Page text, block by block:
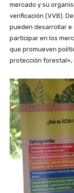
mercado y su
verificación (VVB).
pueden desarrollar e
participar en los
que promueven
protección forestal»,